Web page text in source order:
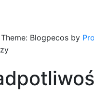
Theme: Blogpecos by